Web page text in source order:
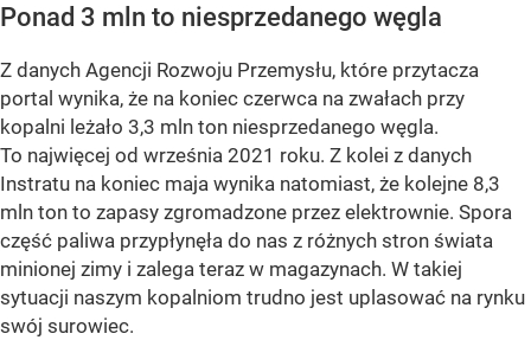
Ponad 3 mln to niesprzedanego węgla
Z danych Agencji Rozwoju Przemysłu, które przytacza
portal wynika, że na koniec czerwca na zwałach przy
kopalni leżało 3,3 mln ton niesprzedanego węgla.
To najwięcej od września 2021 roku. Z kolei z danych
Instratu na koniec maja wynika natomiast, że kolejne 8,3
mln ton to zapasy zgromadzone przez elektrownie. Spora
część paliwa przypłynęła do nas z różnych stron świata
minionej zimy i zalega teraz w magazynach. W takiej
sytuacji naszym kopalniom trudno jest uplasować na rynku
swój surowiec.